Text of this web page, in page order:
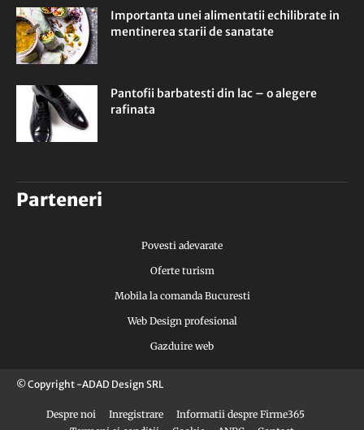
Importanta unei alimentatii echilibrate in
mentinerea starii de sanatate
Pantofii barbatesti din lac – o alegere
rafinata
Parteneri
Povesti adevarate
Oferte turism
Mobila la comanda Bucuresti
Web Design profesional
Gazduire web
© Copyright -ADAD Design SRL
Despre noi Inregistrare
Informatii despre Firme365